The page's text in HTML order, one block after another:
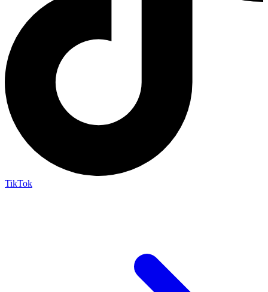
TikTok